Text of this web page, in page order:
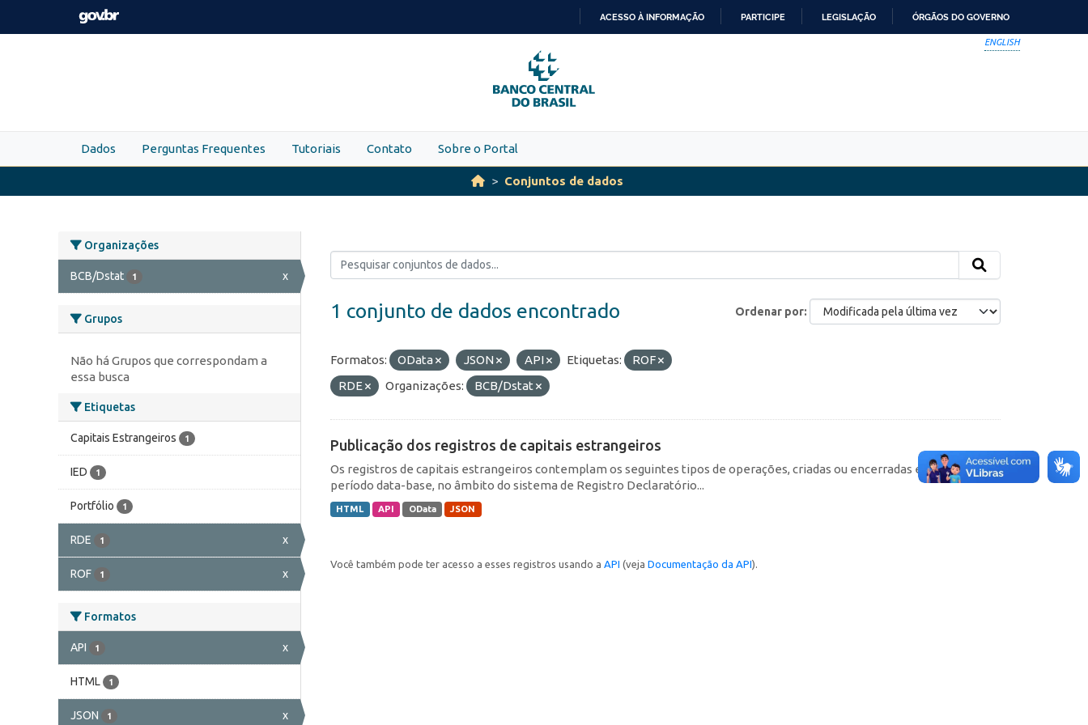
Skip to main content
PARA
O
CONTEÚDO
ACESSO À INFORMAÇÃO PARTICIPE LEGISLAÇÃO ÓRGÃOS DO GOVERNO
ENGLISH
Dados Perguntas Frequentes Tutoriais Contato Sobre o Portal
Conjuntos de dados
Organizações
BCB/Dstat 1 x
Grupos
Não há Grupos que correspondam a
essa busca
Etiquetas
Capitais Estrangeiros 1
IED 1
Portfólio 1
RDE 1 x
ROF 1 x
Formatos
API 1 x
HTML 1
JSON 1 x
Ordenar por
1 conjunto de dados encontrado
Formatos: OData JSON API Etiquetas:
ROF
RDE
Organizações: BCB/Dstat
Publicação dos registros de capitais estrangeiros
Os registros de capitais estrangeiros contemplam os seguintes tipos de operações, criadas ou encerradas em cada
período data-base, no âmbito do sistema de Registro Declaratório...
HTML API OData JSON
Você também pode ter acesso a esses registros usando a API (veja Documentação da API).